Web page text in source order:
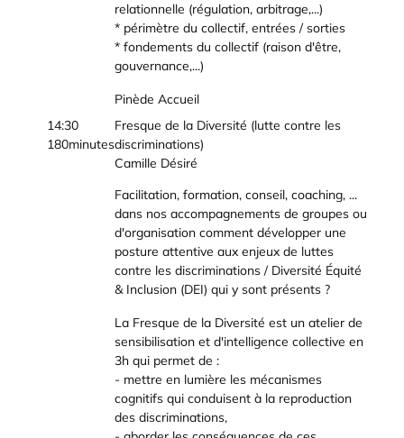
relationnelle (régulation, arbitrage,...)
* périmètre du collectif, entrées / sorties
* fondements du collectif (raison d'être,
gouvernance,...)
Pinède Accueil
14:30
180minutes
Fresque de la Diversité (lutte contre les
discriminations)
Camille Désiré
Facilitation, formation, conseil, coaching, ...
dans nos accompagnements de groupes ou
d'organisation comment développer une
posture attentive aux enjeux de luttes
contre les discriminations / Diversité Équité
& Inclusion (DEI) qui y sont présents ?
La Fresque de la Diversité est un atelier de
sensibilisation et d'intelligence collective en
3h qui permet de :
- mettre en lumière les mécanismes
cognitifs qui conduisent à la reproduction
des discriminations,